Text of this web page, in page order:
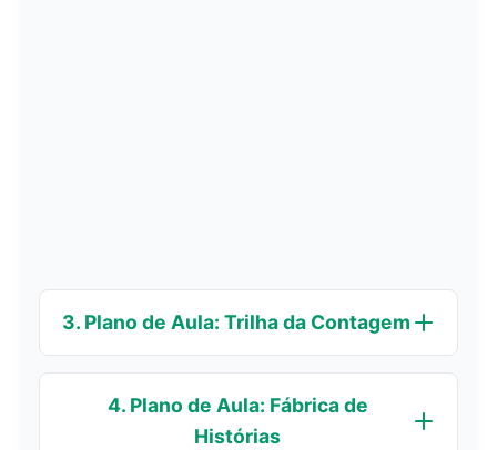
3. Plano de Aula: Trilha da Contagem
4. Plano de Aula: Fábrica de
Histórias